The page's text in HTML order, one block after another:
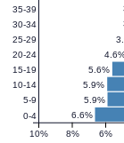
人
口
ピ
6.6%
5.9%
5.9%
5.6%
10% 8% 6%
0-4
5-9
10-14
15-19
20-24
25-29
30-34
35-39